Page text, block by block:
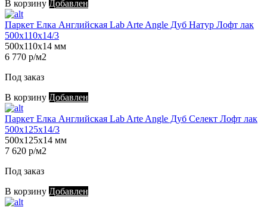
В корзину Добавлен
Паркет Елка Английская Lab Arte Angle Дуб Натур Лофт лак
500х110х14/3
500х110х14 мм
6 770 р/м2
Под заказ
В корзину Добавлен
Паркет Елка Английская Lab Arte Angle Дуб Селект Лофт лак
500х125х14/3
500х125х14 мм
7 620 р/м2
Под заказ
В корзину Добавлен